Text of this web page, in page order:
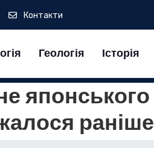
Контакти
Геологія Історія
японського
раніше